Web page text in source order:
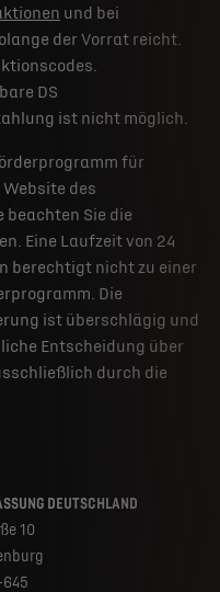
und bei
der Vorrat reicht.
DS
ist nicht möglich.
für
des
beachten Sie die
Eine Laufzeit von 24
berechtigt nicht zu einer
Die
ist überschlägig und
Entscheidung über
durch die
DEUTSCHLAND
10
645